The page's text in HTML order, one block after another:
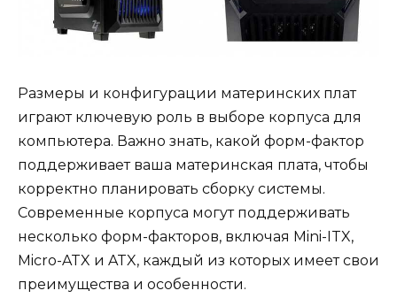
Размеры и конфигурации материнских плат
играют ключевую роль в выборе корпуса для
компьютера. Важно знать, какой форм-фактор
поддерживает ваша материнская плата, чтобы
корректно планировать сборку системы.
Современные корпуса могут поддерживать
несколько форм-факторов, включая Mini-ITX,
Micro-ATX и ATX, каждый из которых имеет свои
преимущества и особенности.